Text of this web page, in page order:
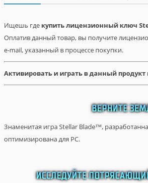
Ищешь где купить лицензионный ключ
Оплатив данный товар, вы получите
e-mail, указанный в процессе покупки.
Активировать и играть в данный
Знаменитая игра Stellar Blade™,
оптимизирована для PC.